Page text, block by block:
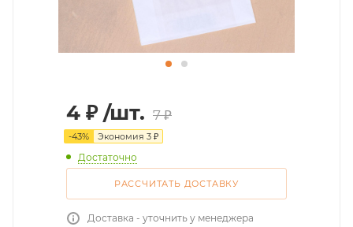
4 ₽ /шт. 7₽
-43% Экономия 3 ₽
Достаточно
РАССЧИТАТЬ ДОСТАВКУ
Доставка - уточнить у менеджера